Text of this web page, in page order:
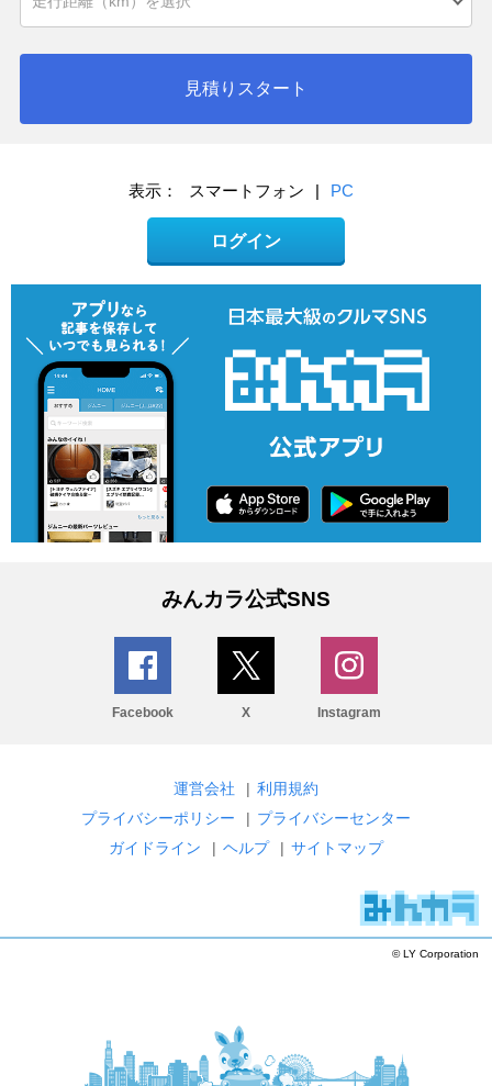
見積りスタート
表示： スマートフォン | PC
ログイン
みんカラ公式SNS
Facebook X Instagram
運営会社 | 利用規約
プライバシーポリシー
| プライバシーセンター
ガイドライン
| ヘルプ | サイトマップ
© LY Corporation